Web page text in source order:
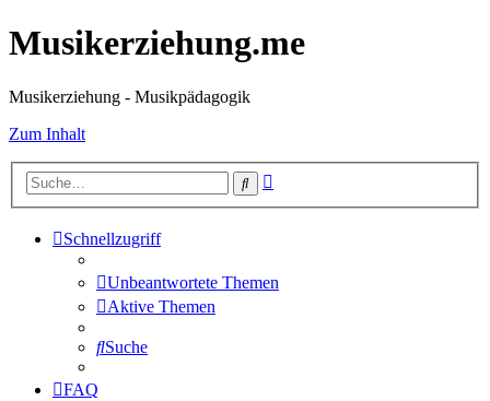
Musikerziehung.me
Musikerziehung - Musikpädagogik
Zum Inhalt
Suche
Schnellzugriff
Unbeantwortete Themen
Aktive Themen
Suche
FAQ